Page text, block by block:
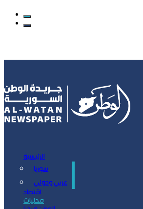
الرئيسية
سوريا
عربي ودولي
اقتصاد
محليات